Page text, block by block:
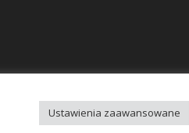
Copyright
Ustawienia zaawansowane